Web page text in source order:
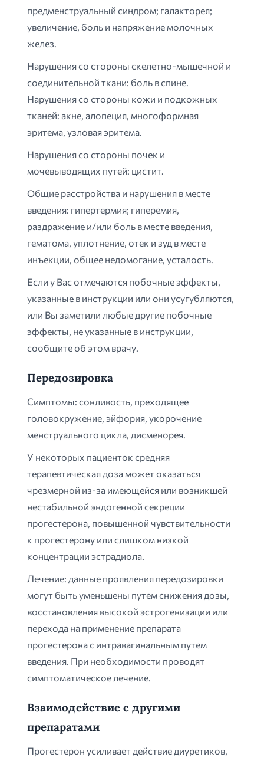
предменструальный синдром; галакторея;
увеличение, боль и напряжение молочных
желез.
Нарушения со стороны скелетно-мышечной и
соединительной ткани: боль в спине.
Нарушения со стороны кожи и подкожных
тканей: акне, алопеция, многоформная
эритема, узловая эритема.
Нарушения со стороны почек и
мочевыводящих путей: цистит.
Общие расстройства и нарушения в месте
введения: гипертермия; гиперемия,
раздражение и/или боль в месте введения,
гематома, уплотнение, отек и зуд в месте
инъекции, общее недомогание, усталость.
Если у Вас отмечаются побочные эффекты,
указанные в инструкции или они усугубляются,
или Вы заметили любые другие побочные
эффекты, не указанные в инструкции,
сообщите об этом врачу.
Передозировка
Симптомы: сонливость, преходящее
головокружение, эйфория, укорочение
менструального цикла, дисменорея.
У некоторых пациенток средняя
терапевтическая доза может оказаться
чрезмерной из-за имеющейся или возникшей
нестабильной эндогенной секреции
прогестерона, повышенной чувствительности
к прогестерону или слишком низкой
концентрации эстрадиола.
Лечение: данные проявления передозировки
могут быть уменьшены путем снижения дозы,
восстановления высокой эстрогенизации или
перехода на применение препарата
прогестерона с интравагинальным путем
введения. При необходимости проводят
симптоматическое лечение.
Взаимодействие с другими
препаратами
Прогестерон усиливает действие диуретиков,